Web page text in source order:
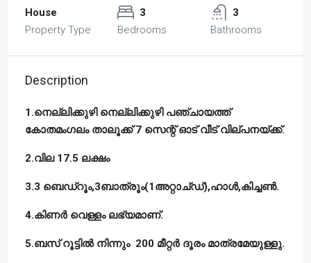
House
Property Type
3
Bedrooms
3
Bathrooms
Description
1.നെല്ലിക്കുഴി നെല്ലിക്കുഴി പഞ്ചായത്ത്
കോതമംഗലം താലൂക്ക്7 സെന്റ് ഓട് വീട് വില്പനയ്ക്ക്.
2.വില17.5 ലക്ഷം
3.3 ബെഡ്‌റൂം,3ബാത്രൂം(1അറ്റാച്ഡ്),ഹാൾ,കിച്ചൺ.
4.കിണർ വെള്ളം ലഭ്യമാണ്.
5.ബസ് റൂട്ടിൽ നിന്നും 200 മീറ്റർ ദൂരം മാത്രമേയുള്ളു.